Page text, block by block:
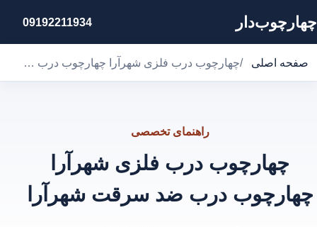
چهارچوب‌دار 09192211934
صفحه اصلی / چهارچوب درب فلزی شهرآرا چهارچوب درب ضد سرقت شهرآرا
راهنمای تخصصی
چهارچوب درب فلزی شهرآرا
چهارچوب درب ضد سرقت شهرآرا